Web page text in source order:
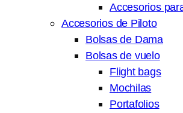
Accesorios
Accesorios de Piloto
Bolsas de Dama
Bolsas de vuelo
Flight bags
Mochilas
Portafolios